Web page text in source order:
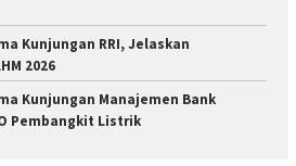
Kunjungan RRI, Jelaskan
2026
Kunjungan Manajemen Bank
Pembangkit Listrik